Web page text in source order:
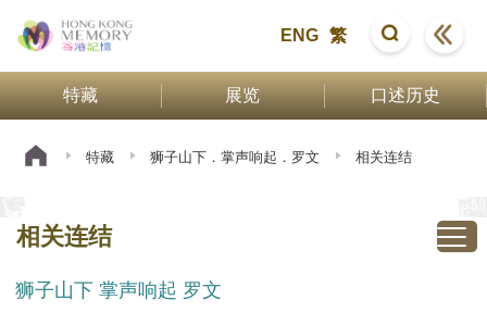
ENG 繁
特藏 展览 口述历史
特藏 狮子山下．掌声响起．罗文 相关连结
相关连结
狮子山下 掌声响起 罗文